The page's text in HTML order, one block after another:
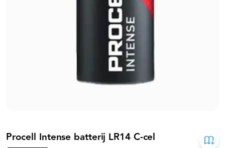
Procell Intense batterij LR14 C-cel